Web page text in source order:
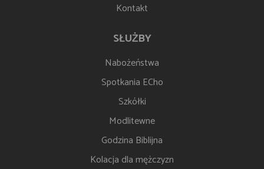
Kontakt
SŁUŻBY
Nabożeństwa
Spotkania ECho
Szkółki
Modlitewne
Godzina Biblijna
Kolacja dla mężczyzn